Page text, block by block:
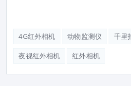
4G红外相机 动物监测仪 千里
夜视红外相机 红外相机